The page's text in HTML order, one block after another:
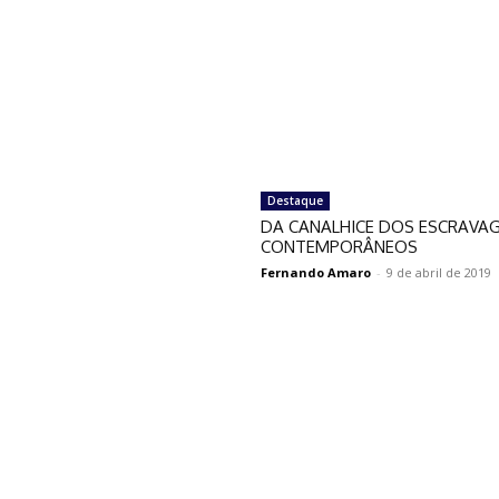
Destaque
DA CANALHICE DOS
CONTEMPORÂNEOS
Fernando Amaro - 9 de abril de 2019